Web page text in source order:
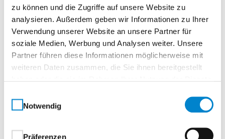
zu können und die Zugriffe auf unsere Website zu
analysieren. Außerdem geben wir Informationen zu Ihrer
Verwendung unserer Website an unsere Partner für
soziale Medien, Werbung und Analysen weiter. Unsere
Partner führen diese Informationen möglicherweise mit
weiteren Daten zusammen, die Sie ihnen bereitgestellt
Notwendig
Präferenzen
Ihre Vorteile im Überblick:
Hygienisch & pflegeleicht – Die geschlossene
Oberfläche lässt sich einfach reinigen und ist
ideal für den täglichen Gebrauch.
Antistatisch & lichtecht – Für dauerhaft
Hitzebeständig, kratz- & abriebfest – Auch bei
starker Beanspruchung bleibt Durat
Widerstandsfähig gegenüber haushaltsüblichen